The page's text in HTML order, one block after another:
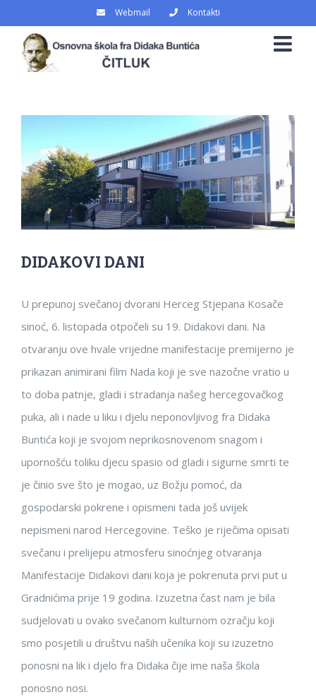
content
Webmail Kontakti
Larger
Image
DIDAKOVI DANI
U prepunoj svečanoj dvorani Herceg Stjepana Kosače
sinoć, 6. listopada otpočeli su 19. Didakovi dani. Na
otvaranju ove hvale vrijedne manifestacije premijerno je
prikazan animirani film Nada koji je sve nazočne vratio u
to doba patnje, gladi i stradanja našeg hercegovačkog
puka, ali i nade u liku i djelu neponovljivog fra Didaka
Buntića koji je svojom neprikosnovenom snagom i
upornošću toliku djecu spasio od gladi i sigurne smrti te
je činio sve što je mogao, uz Božju pomoć, da
gospodarski pokrene i opismeni tada još uvijek
nepismeni narod Hercegovine. Teško je riječima opisati
svečanu i prelijepu atmosferu sinoćnjeg otvaranja
Manifestacije Didakovi dani koja je pokrenuta prvi put u
Gradnićima prije 19 godina. Izuzetna čast nam je bila
sudjelovati u ovako svečanom kulturnom ozračju koji
smo posjetili u društvu naših učenika koji su izuzetno
ponosni na lik i djelo fra Didaka čije ime naša škola
ponosno nosi.